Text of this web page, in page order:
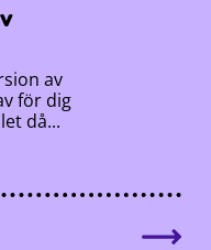
av
för dig
då...